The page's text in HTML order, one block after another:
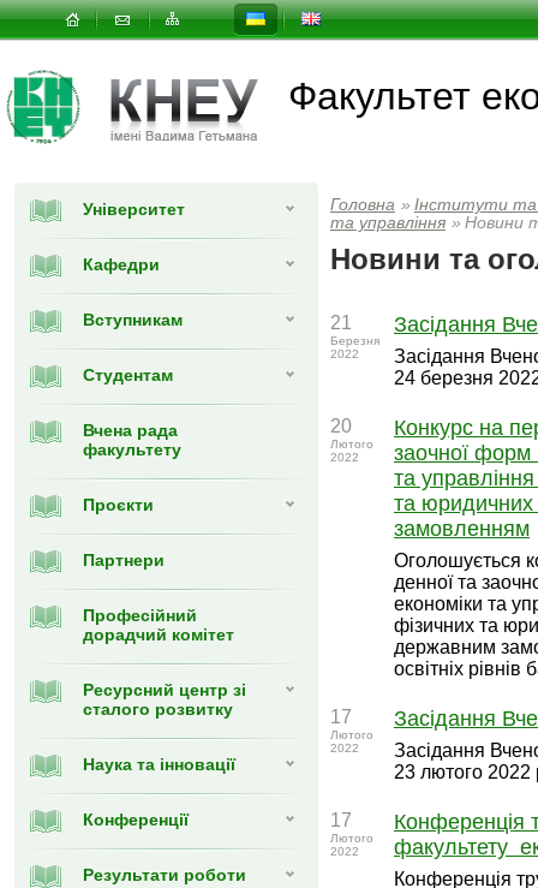
Факультет
Університет
Кафедри
Вступникам
Студентам
Вчена рада
факультету
Проєкти
Партнери
Професійний
дорадчий комітет
Ресурсний центр зі
сталого розвитку
Наука та інновації
Конференції
Результати роботи
Головна » Інститути
та управлiння » Новини
Новини та
21
Березня
2022
Засідання
Засідання
24 березня
20
Лютого
2022
Конкурс на
заочної форм
та
та юридичних
замовленням
Оголошується
денної та
економіки та
фізичних та
державним
освітніх рівнів
17
Лютого
2022
Засідання
Засідання
23 лютого 2022
17
Лютого
2022
Конференція
факультету
Конференція